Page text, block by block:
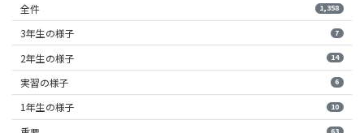
全件 1,358
3年生の様子 7
2年生の様子 14
実習の様子 6
1年生の様子 10